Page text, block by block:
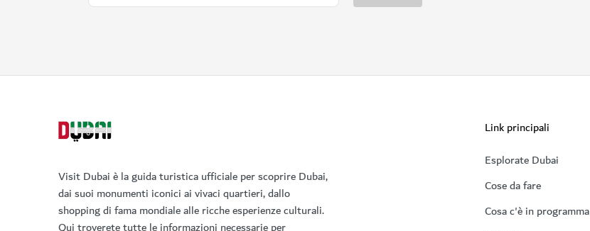
Visit Dubai è la guida turistica ufficiale per scoprire Dubai,
dai suoi monumenti iconici ai vivaci quartieri, dallo
shopping di fama mondiale alle ricche esperienze culturali.
Link principali
Esplorate Dubai
Cose da fare
Cosa c'è in programma